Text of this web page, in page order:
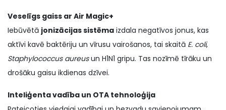
Veselīgs gaiss ar Air Magic+
Iebūvētā jonizācijas sistēma izdala negatīvos jonus, kas
aktīvi kavē baktēriju un vīrusu vairošanos, tai skaitā E. coli,
Staphylococcus aureusun H1N1 gripu. Tas nozīmē tīrāku un
drošāku gaisu ikdienas dzīvei.
Inteliģenta vadība un OTA tehnoloģija